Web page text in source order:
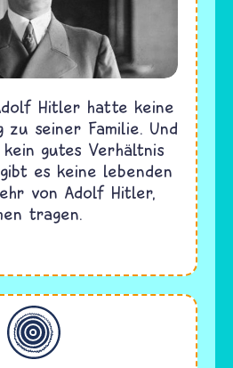
Hitler hatte keine
zu seiner Familie. Und
gutes Verhältnis
es keine lebenden
von Adolf Hitler,
tragen.